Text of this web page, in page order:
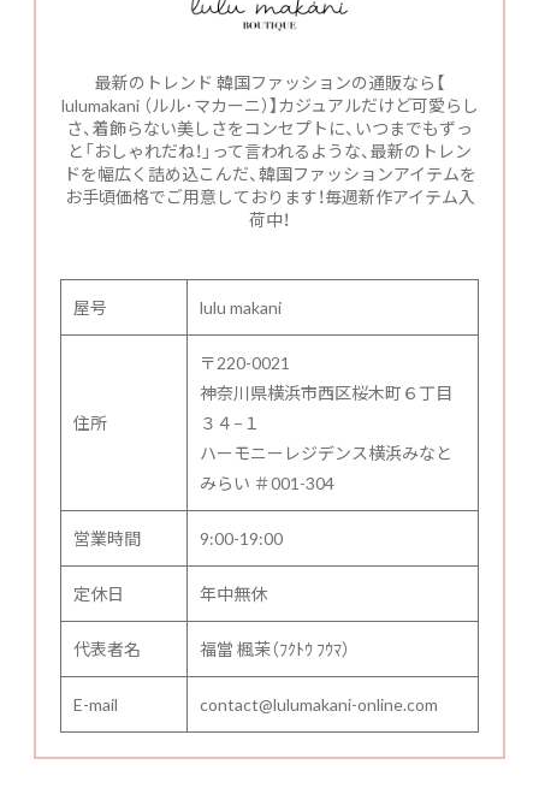
最新のトレンド 韓国ファッションの通販なら【
lulumakani （ルル･マカーニ）】カジュアルだけど可愛らし
さ、着飾らない美しさをコンセプトに、いつまでもずっ
と「おしゃれだね！」って言われるような、最新のトレン
ドを幅広く詰め込こんだ、韓国ファッションアイテムを
お手頃価格でご用意しております！毎週新作アイテム入
荷中！
屋号 lulu makani
住所
〒220-0021
神奈川県横浜市西区桜木町６丁目
３４−１
ハーモニーレジデンス横浜みなと
みらい ＃001-304
営業時間 9:00-19:00
定休日 年中無休
代表者名 福當 楓茉（ﾌｸﾄｳ ﾌｳﾏ）
E-mail contact@lulumakani-online.com